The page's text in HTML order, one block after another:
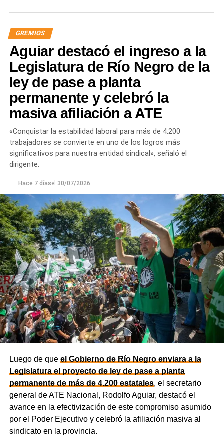
Las gestiones ante el BID comprenden un crédito de
85 millones de dólares destinado a ampliar la
producción, incorporar nuevas áreas bajo riegoy
fortalecer la capacidad de la provincia para enfrentar los
efectos del cambio climático;y otro de 60 millones de
dólares para equipamiento y modernización de los
hospitales.
El gobernador está acompañado por el ministro de
Desarrollo Económico y Productivo, Carlos Banacloy; el
ministro de Salud, Demetrio Thalasselis; el ministro de
Hacienda, Gabriel Sánchez y el director ejecutivo de la
Financiamiento Externo (UPCEFE), Martín Camiña.
GREMIOS
Aguiar destacó el ingreso a la
Legislatura de Río Negro de la
ley de pase a planta
permanente y celebró la
masiva afiliación a ATE
«Conquistar la estabilidad laboral para más de 4.200
trabajadores se convierte en uno de los logros más
significativos para nuestra entidad sindical», señaló el
dirigente.
Hace 7 díasel 30/07/2026
Luego de que el Gobierno de Río Negro enviara a la
Legislatura el proyecto de ley de pase a planta
permanente de más de 4.200 estatales, el secretario
general de ATE Nacional, Rodolfo Aguiar, destacó el
avance en la efectivización de este compromiso asumido
por el Poder Ejecutivo y celebró la afiliación masiva al
sindicato en la provincia.